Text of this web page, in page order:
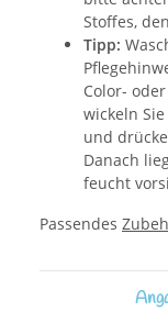
Stoffes,
Tipp:
Color-
wickeln
und
Danach
feucht
Passendes